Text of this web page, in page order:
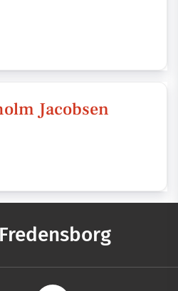
Jacobsen
Fredensborg